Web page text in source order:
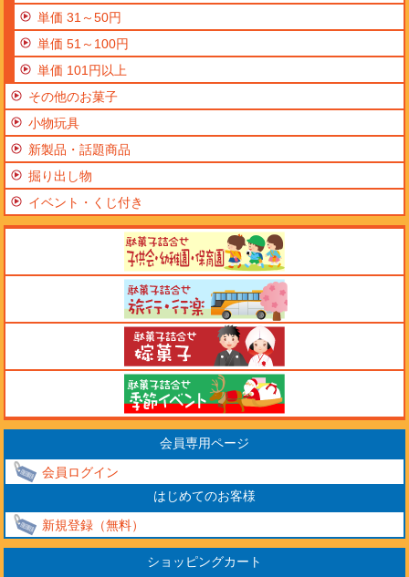
単価 31～50円
単価 51～100円
単価 101円以上
その他のお菓子
小物玩具
新製品・話題商品
掘り出し物
イベント・くじ付き
会員専用ページ
会員ログイン
はじめてのお客様
新規登録（無料）
ショッピングカート